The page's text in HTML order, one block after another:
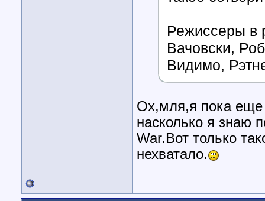
Режиссеры в
Вачовски,
Видимо,
Ох,мля,я пока еще
насколько я знаю
War.Вот только
нехватало.